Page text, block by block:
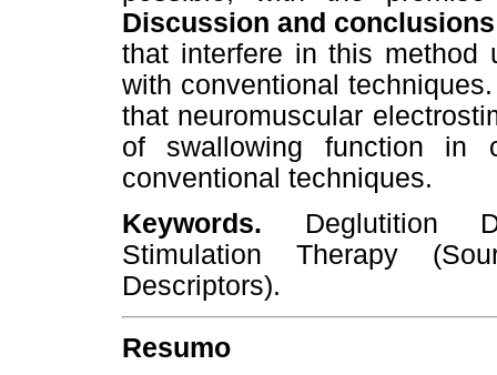
Discussion and
that interfere in this method
with conventional
that neuromuscular
of swallowing function in
conventional techniques.
Keywords. Deglutition
Stimulation Therapy
Descriptors).
Resumo